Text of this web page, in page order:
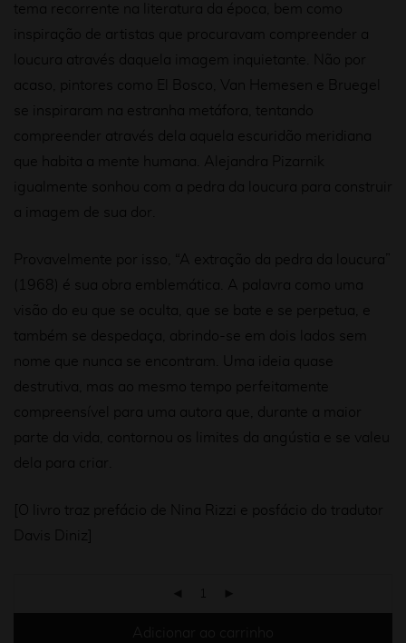
tema recorrente na literatura da época, bem como
inspiração de artistas que procuravam compreender a
loucura através daquela imagem inquietante. Não por
acaso, pintores como El Bosco, Van Hemesen e Bruegel
se inspiraram na estranha metáfora, tentando
compreender através dela aquela escuridão meridiana
que habita a mente humana. Alejandra Pizarnik
igualmente sonhou com a pedra da loucura para construir
a imagem de sua dor.
Provavelmente por isso, “A extração da pedra da loucura”
(1968) é sua obra emblemática. A palavra como uma
visão do eu que se oculta, que se bate e se perpetua, e
também se despedaça, abrindo-se em dois lados sem
nome que nunca se encontram. Uma ideia quase
destrutiva, mas ao mesmo tempo perfeitamente
compreensível para uma autora que, durante a maior
parte da vida, contornou os limites da angústia e se valeu
dela para criar.
[O livro traz prefácio de Nina Rizzi e posfácio do tradutor
Davis Diniz]